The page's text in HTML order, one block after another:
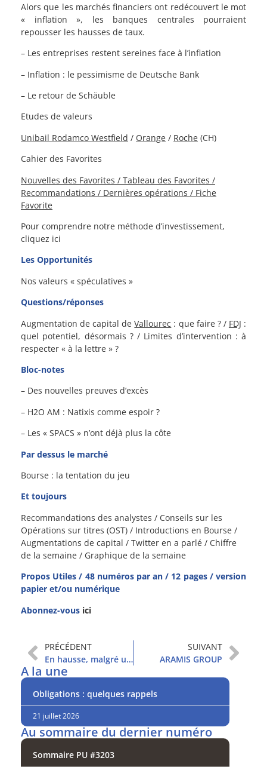
Alors que les marchés financiers ont redécouvert le mot
« inflation », les banques centrales pourraient
repousser les hausses de taux.
– Les entreprises restent sereines face à l’inflation
– Inflation : le pessimisme de Deutsche Bank
– Le retour de Schäuble
Etudes de valeurs
Unibail Rodamco Westfield / Orange / Roche (CH)
Cahier des Favorites
Nouvelles des Favorites / Tableau des Favorites /
Recommandations / Dernières opérations / Fiche
Favorite
Pour comprendre notre méthode d’investissement,
cliquez ici
Les Opportunités
Nos valeurs « spéculatives »
Questions/réponses
Augmentation de capital deVallourec : que faire ? / FDJ :
quel potentiel, désormais ? / Limites d’intervention : à
respecter « à la lettre » ?
Bloc-notes
– Des nouvelles preuves d’excès
– H2O AM : Natixis comme espoir ?
– Les « SPACS » n’ont déjà plus la côte
Par dessus le marché
Bourse : la tentation du jeu
Et toujours
Recommandations des analystes / Conseils sur les
Opérations sur titres (OST) / Introductions en Bourse /
Augmentations de capital / Twitter en a parlé / Chiffre
de la semaine / Graphique de la semaine
Propos Utiles / 48 numéros par an / 12 pages / version
papier et/ou numérique
Abonnez-vous ici
PRÉCÉDENT
En hausse, malgré une piètre visibilité
SUIVANT
ARAMIS GROUP
A la une
Obligations : quelques rappels
21 juillet 2026
Au sommaire du dernier numéro
Sommaire PU #3203